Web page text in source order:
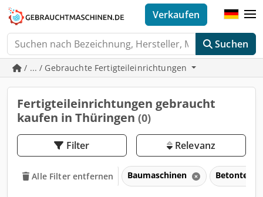
Suchen
Verkaufen
/ ... / Gebrauchte Fertigteileinrichtungen
Fertigteileinrichtungen gebraucht
kaufen in Thüringen (0)
Filter Relevanz
Alle Filter entfernen Baumaschinen